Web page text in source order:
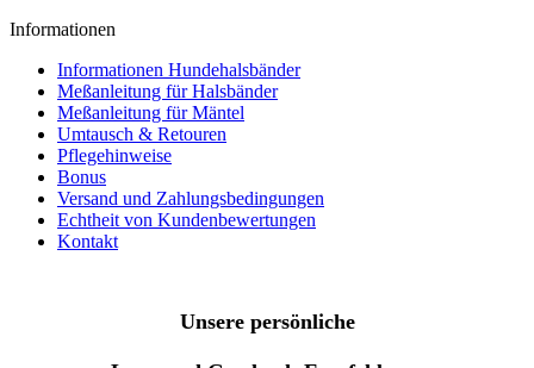
Informationen
Informationen Hundehalsbänder
Meßanleitung für Halsbänder
Meßanleitung für Mäntel
Umtausch & Retouren
Pflegehinweise
Bonus
Versand und Zahlungsbedingungen
Echtheit von Kundenbewertungen
Kontakt
Unsere persönliche